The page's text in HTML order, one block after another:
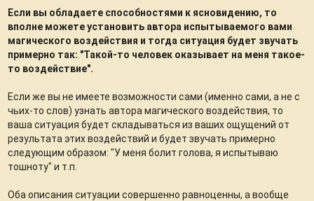
Если вы обладаете способностями к ясновидению, то
вполне можете установить автора испытываемого вами
магического воздействия и тогда ситуация будет звучать
примерно так: "Такой-то человек оказывает на меня такое-
то воздействие".
Если же вы не имеете возможности сами (именно сами, а не с
чьих-то слов) узнать автора магического воздействия, то
ваша ситуация будет складываться из ваших ощущений от
результата этих воздействий и будет звучать примерно
следующим образом: "У меня болит голова, я испытываю
тошноту" и т.п.
Оба описания ситуации совершенно равноценны, а вообще